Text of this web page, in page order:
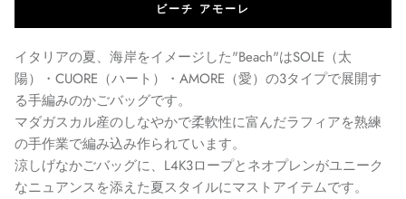
ビーチ アモーレ
イタリアの夏、海岸をイメージした"Beach"はSOLE（太
陽）・CUORE（ハート）・AMORE（愛）の3タイプで展開す
る手編みのかごバッグです。
マダガスカル産のしなやかで柔軟性に富んだラフィアを熟練
の手作業で編み込み作られています。
涼しげなかごバッグに、L4K3ロープとネオプレンがユニーク
なニュアンスを添えた夏スタイルにマストアイテムです。